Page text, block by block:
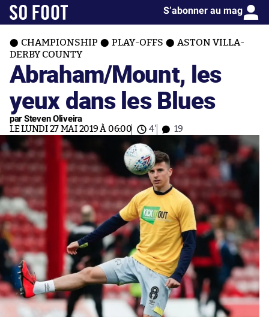
S’abonner au mag
CHAMPIONSHIP PLAY-OFFS
ASTON VILLA-
DERBY COUNTY
Abraham/Mount, les
yeux dans les Blues
par Steven Oliveira
LE LUNDI 27 MAI 2019 À 06:00 4' 19